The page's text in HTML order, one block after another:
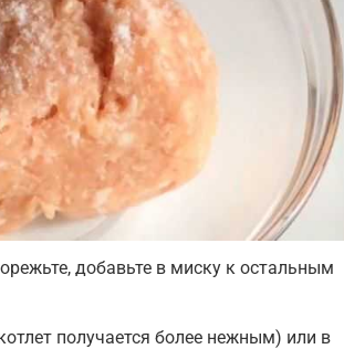
добавьте в миску к остальным
получается более нежным) или в